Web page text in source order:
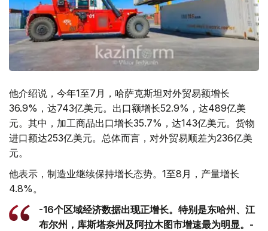
他介绍说，今年1至7月，哈萨克斯坦对外贸易额增长
36.9%，达743亿美元。出口额增长52.9%，达489亿美
元。其中，加工商品出口增长35.7%，达143亿美元。货物
进口额达253亿美元。总体而言，对外贸易顺差为236亿美
元。
他表示，制造业继续保持增长态势。1至8月，产量增长
4.8%。
-16个区域经济数据出现正增长。特别是东哈州、江
布尔州，库斯塔奈州及阿拉木图市增速最为明显。-